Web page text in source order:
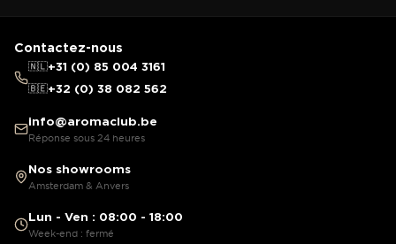
Contactez-nous
🇳🇱+31 (0) 85 004 3161
🇧🇪+32 (0) 38 082 562
info@aromaclub.be
Réponse sous 24 heures
Nos showrooms
Amsterdam & Anvers
Lun - Ven : 08:00 - 18:00
Week-end : fermé